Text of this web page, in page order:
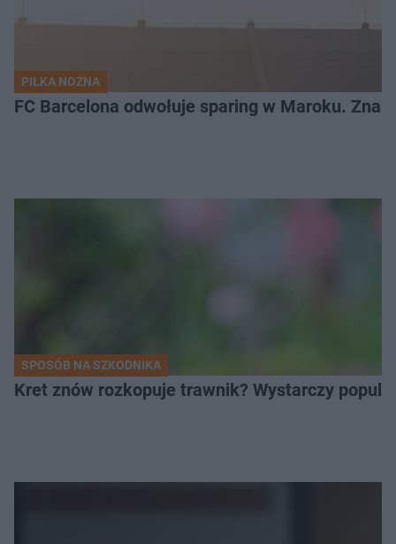
PIŁKA NOŻNA
FC Barcelona odwołuje sparing w Maroku.
SPOSÓB NA SZKODNIKA
Kret znów rozkopuje trawnik? Wystarczy